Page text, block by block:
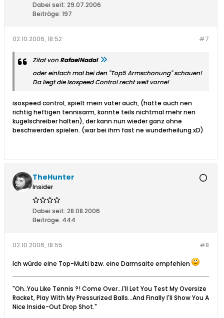
Dabei seit: 29.07.2006
Beiträge: 197
#7
02.10.2006, 18:52
Zitat vonRafaelNadal
oder einfach mal bei den "Top5 Armschonung" schauen!
Da liegt die Isospeed Control recht weit vorne!
isospeed control, spielt mein vater auch, (hatte auch nen
richtig heftigen tennisarm, konnte teils nichtmal mehr nen
kugelschreiber halten), der kann nun wieder ganz ohne
beschwerden spielen. (war bei ihm fast ne wunderheilung xD)
TheHunter
Insider
Dabei seit: 28.08.2006
Beiträge: 444
#8
02.10.2006, 18:55
Ich würde eine Top-Multi bzw. eine Darmsaite empfehlen
"Oh..You Like Tennis ?! Come Over...I'll Let You Test My Oversize
Racket, Play With My Pressurized Balls...And Finally I'll Show You A
Nice Inside-Out Drop Shot."